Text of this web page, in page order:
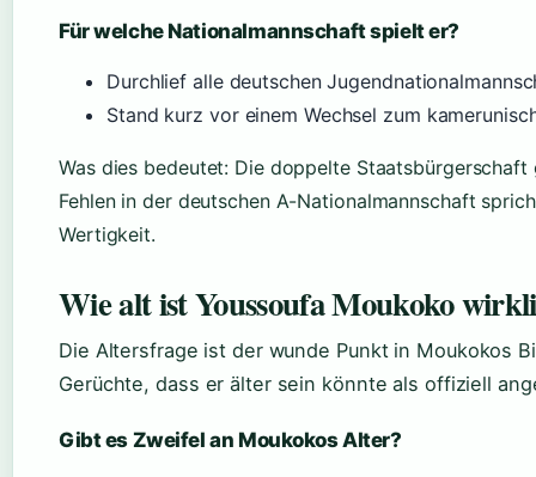
Für welche Nationalmannschaft spielt er?
Durchlief alle deutschen
Stand kurz vor einem Wechsel zum
Was dies bedeutet: Die doppelte
Fehlen in der deutschen A-Nationalmannschaft
Wertigkeit.
Wie alt ist Youssoufa Moukoko
Die Altersfrage ist der wunde Punkt in Moukokos
Gerüchte, dass er älter sein könnte als offiziell
Gibt es Zweifel an Moukokos Alter?